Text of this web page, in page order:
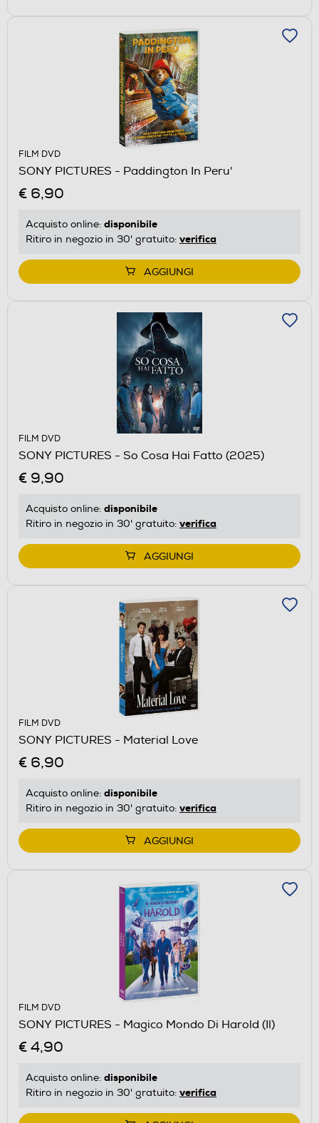
FILM DVD
SONY PICTURES - Paddington In Peru'
€ 6,90
Acquisto online: disponibile
Ritiro in negozio in 30' gratuito: verifica
AGGIUNGI
FILM DVD
SONY PICTURES - So Cosa Hai Fatto (2025)
€ 9,90
Acquisto online: disponibile
Ritiro in negozio in 30' gratuito: verifica
AGGIUNGI
FILM DVD
SONY PICTURES - Material Love
€ 6,90
Acquisto online: disponibile
Ritiro in negozio in 30' gratuito: verifica
AGGIUNGI
FILM DVD
SONY PICTURES - Magico Mondo Di Harold (Il)
€ 4,90
Acquisto online: disponibile
Ritiro in negozio in 30' gratuito: verifica